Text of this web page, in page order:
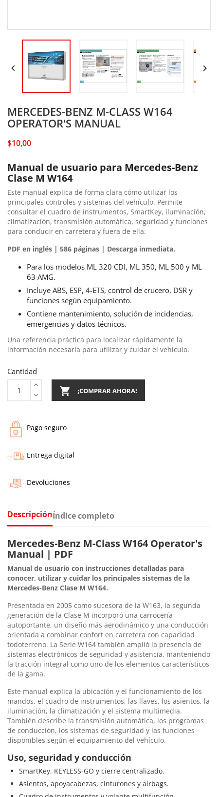
 
MERCEDES-BENZ M-CLASS W164
OPERATOR'S MANUAL
$10,00
Manual de usuario para Mercedes-Benz
Clase M W164
Este manual explica de forma clara cómo utilizar los
principales controles y sistemas del vehículo. Permite
consultar el cuadro de instrumentos, SmartKey, iluminación,
climatización, transmisión automática, seguridad y funciones
para conducir en carretera y fuera de ella.
PDF en inglés | 586 páginas | Descarga inmediata.
Para los modelos ML 320 CDI, ML 350, ML 500 y ML
63 AMG.
Incluye ABS, ESP, 4-ETS, control de crucero, DSR y
funciones según equipamiento.
Contiene mantenimiento, solución de incidencias,
emergencias y datos técnicos.
Una referencia práctica para localizar rápidamente la
información necesaria para utilizar y cuidar el vehículo.
Cantidad
 ¡COMPRAR AHORA!
Pago seguro
Entrega digital
Devoluciones
DescripciónÍndice completo
Mercedes-Benz M-Class W164 Operator's
Manual | PDF
Manual de usuario con instrucciones detalladas para
conocer, utilizar y cuidar los principales sistemas de la
Mercedes-Benz Clase M W164.
Presentada en 2005 como sucesora de la W163, la segunda
generación de la Clase M incorporó una carrocería
autoportante, un diseño más aerodinámico y una conducción
orientada a combinar confort en carretera con capacidad
todoterreno. La Serie W164 también amplió la presencia de
sistemas electrónicos de seguridad y asistencia, manteniendo
la tracción integral como uno de los elementos característicos
de la gama.
Este manual explica la ubicación y el funcionamiento de los
mandos, el cuadro de instrumentos, las llaves, los asientos, la
iluminación, la climatización y el sistema multimedia.
También describe la transmisión automática, los programas
de conducción, los sistemas de seguridad y las funciones
disponibles según el equipamiento del vehículo.
Uso, seguridad y conducción
SmartKey, KEYLESS-GO y cierre centralizado.
Asientos, apoyacabezas, cinturones y airbags.